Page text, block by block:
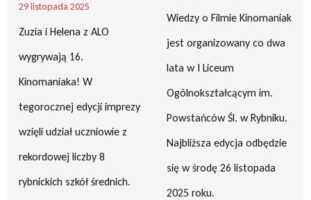
29 listopada 2025
Zuzia i Helena z ALO
wygrywają 16.
Kinomaniaka! W
tegorocznej edycji imprezy
wzięli udział uczniowie z
rekordowej liczby 8
rybnickich szkół średnich.
Wiedzy o Filmie Kinomaniak
jest organizowany co dwa
lata w I Liceum
Ogólnokształcącym im.
Powstańców Śl. w Rybniku.
Najbliższa edycja odbędzie
się w środę 26 listopada
2025 roku.